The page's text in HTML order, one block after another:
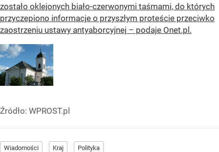
zostało oklejonych biało-czerwonymi taśmami, do których
przyczepiono informacje o przyszłym proteście przeciwko
zaostrzeniu ustawy antyaborcyjnej – podaje Onet.pl.
Źródło: WPROST.pl
Wiadomości Kraj Polityka